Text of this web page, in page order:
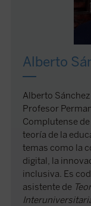
Alberto
Alberto
Profesor
Complutense
teoría de la
temas como la
digital, la
inclusiva. Es
asistente de